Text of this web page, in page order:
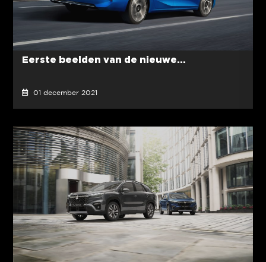
Eerste beelden van de nieuwe...
01 december 2021